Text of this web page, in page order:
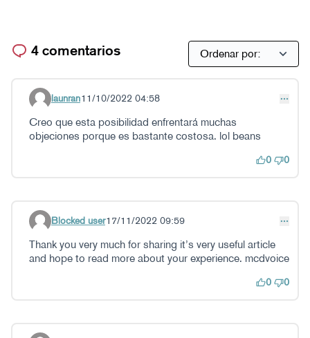
4 comentarios
Comentario 22
launran11/10/2022 04:58
Creo que esta posibilidad enfrentará muchas
objeciones porque es bastante costosa. lol beans
0 0
Comentario 28
Blocked user17/11/2022 09:59
Thank you very much for sharing it’s very useful article
and hope to read more about your experience. mcdvoice
0 0